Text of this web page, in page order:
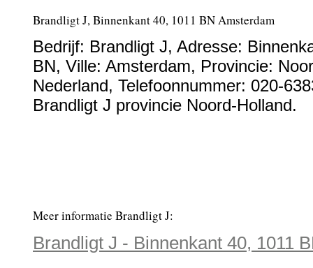
Brandligt J, Binnenkant 40, 1011 BN Amsterdam
Bedrijf: Brandligt J, Adresse:
BN, Ville: Amsterdam, Provincie:
Nederland, Telefoonnummer: 020-
Brandligt J provincie Noord-Holland.
Meer informatie Brandligt J:
Brandligt J - Binnenkant 40, 1011